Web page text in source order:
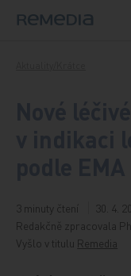
3 minuty čtení
30. 4.
Redakčně zpracovala
Vyšlo v titulu Remedia